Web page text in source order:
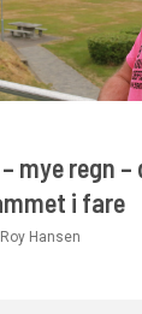
mye regn –
i fare
Roy Hansen